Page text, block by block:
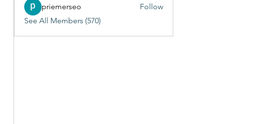
priemerseo
Follow
See All Members (570)